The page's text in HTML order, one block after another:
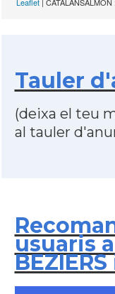
Tauler
(deixa el teu
al tauler
usuaris